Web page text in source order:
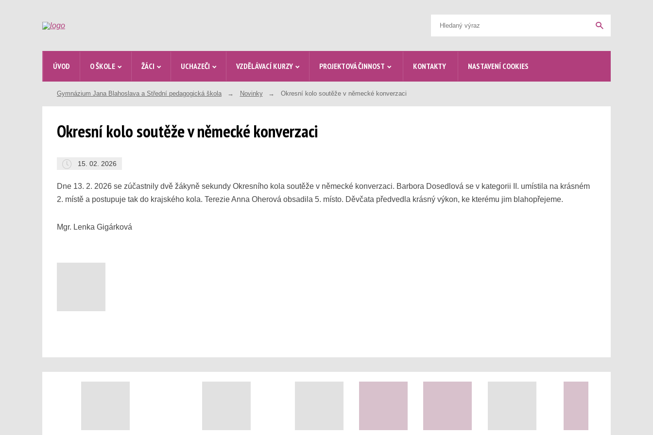
Hledat
ÚVOD O ŠKOLE ŽÁCI UCHAZEČI VZDĚLÁVACÍ KURZY PROJEKTOVÁ ČINNOST KONTAKTY NASTAVENÍ COOKIES
Gymnázium Jana Blahoslava a Střední pedagogická škola Novinky Okresní kolo soutěže v německé konverzaci
Okresní kolo soutěže v německé konverzaci
15. 02. 2026
Dne 13. 2. 2026 se zúčastnily dvě žákyně sekundy Okresního kola soutěže v německé konverzaci. Barbora Dosedlová se v kategorii II. umístila na krásném
2. místě a postupuje tak do krajského kola. Terezie Anna Oherová obsadila 5. místo. Děvčata předvedla krásný výkon, ke kterému jim blahopřejeme.
Mgr. Lenka Gigárková